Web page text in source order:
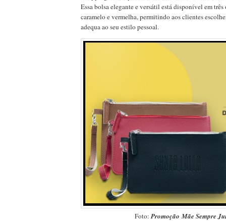
Essa bolsa elegante e versátil está disponível em três
caramelo e vermelha, permitindo aos clientes
adequa ao seu estilo pessoal.
Foto:PromoçãoMãe Sempre